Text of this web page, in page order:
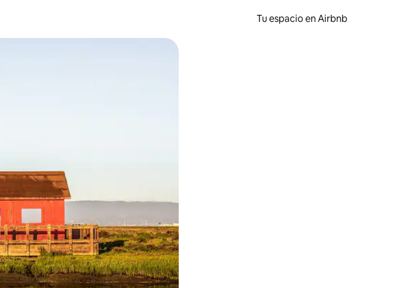
Tu espacio en Airbnb
hacia arriba y hacia abajo, o bien tocando y deslizando la pantalla.